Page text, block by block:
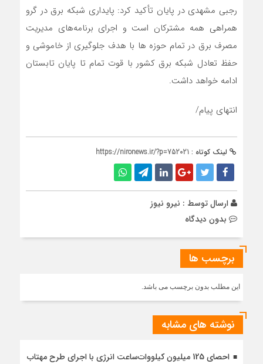
رجبی مشهدی در پایان تأکید کرد: پایداری شبکه برق در گرو
همراهی همه مشترکان است و اجرای برنامه‌های مدیریت
مصرف برق در تمام حوزه ها با هدف جلوگیری از خاموشی و
حفظ تعادل شبکه برق کشور با قوت تمام تا پایان تابستان
ادامه خواهد داشت.
انتهای پیام/
لینک کوتاه : https://nironews.ir/?p=752021
ارسال توسط : نیرو نیوز
بدون دیدگاه
برچسب ها
این مطلب بدون برچسب می باشد.
نوشته های مشابه
احصای 125 میلیون کیلووات‌ساعت انرژی با اجرای طرح مهتاب